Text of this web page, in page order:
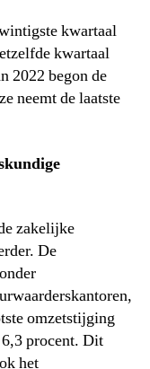
kwartaal
kwartaal
2022 begon de
neemt de laatste
zakelijke
De
omzetstijging
procent. Dit
het